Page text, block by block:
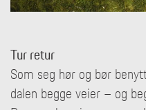
Tur retur
Som seg hør og bør
dalen begge veier – og